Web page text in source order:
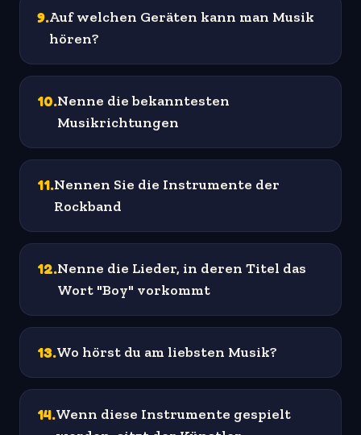
9.Auf welchen Geräten kann man Musik
hören?
10.Nenne die bekanntesten
Musikrichtungen
11.Nennen Sie die Instrumente der
Rockband
12.Nenne die Lieder, in deren Titel das
Wort "Boy" vorkommt
13.Wo hörst du am liebsten Musik?
14.Wenn diese Instrumente gespielt